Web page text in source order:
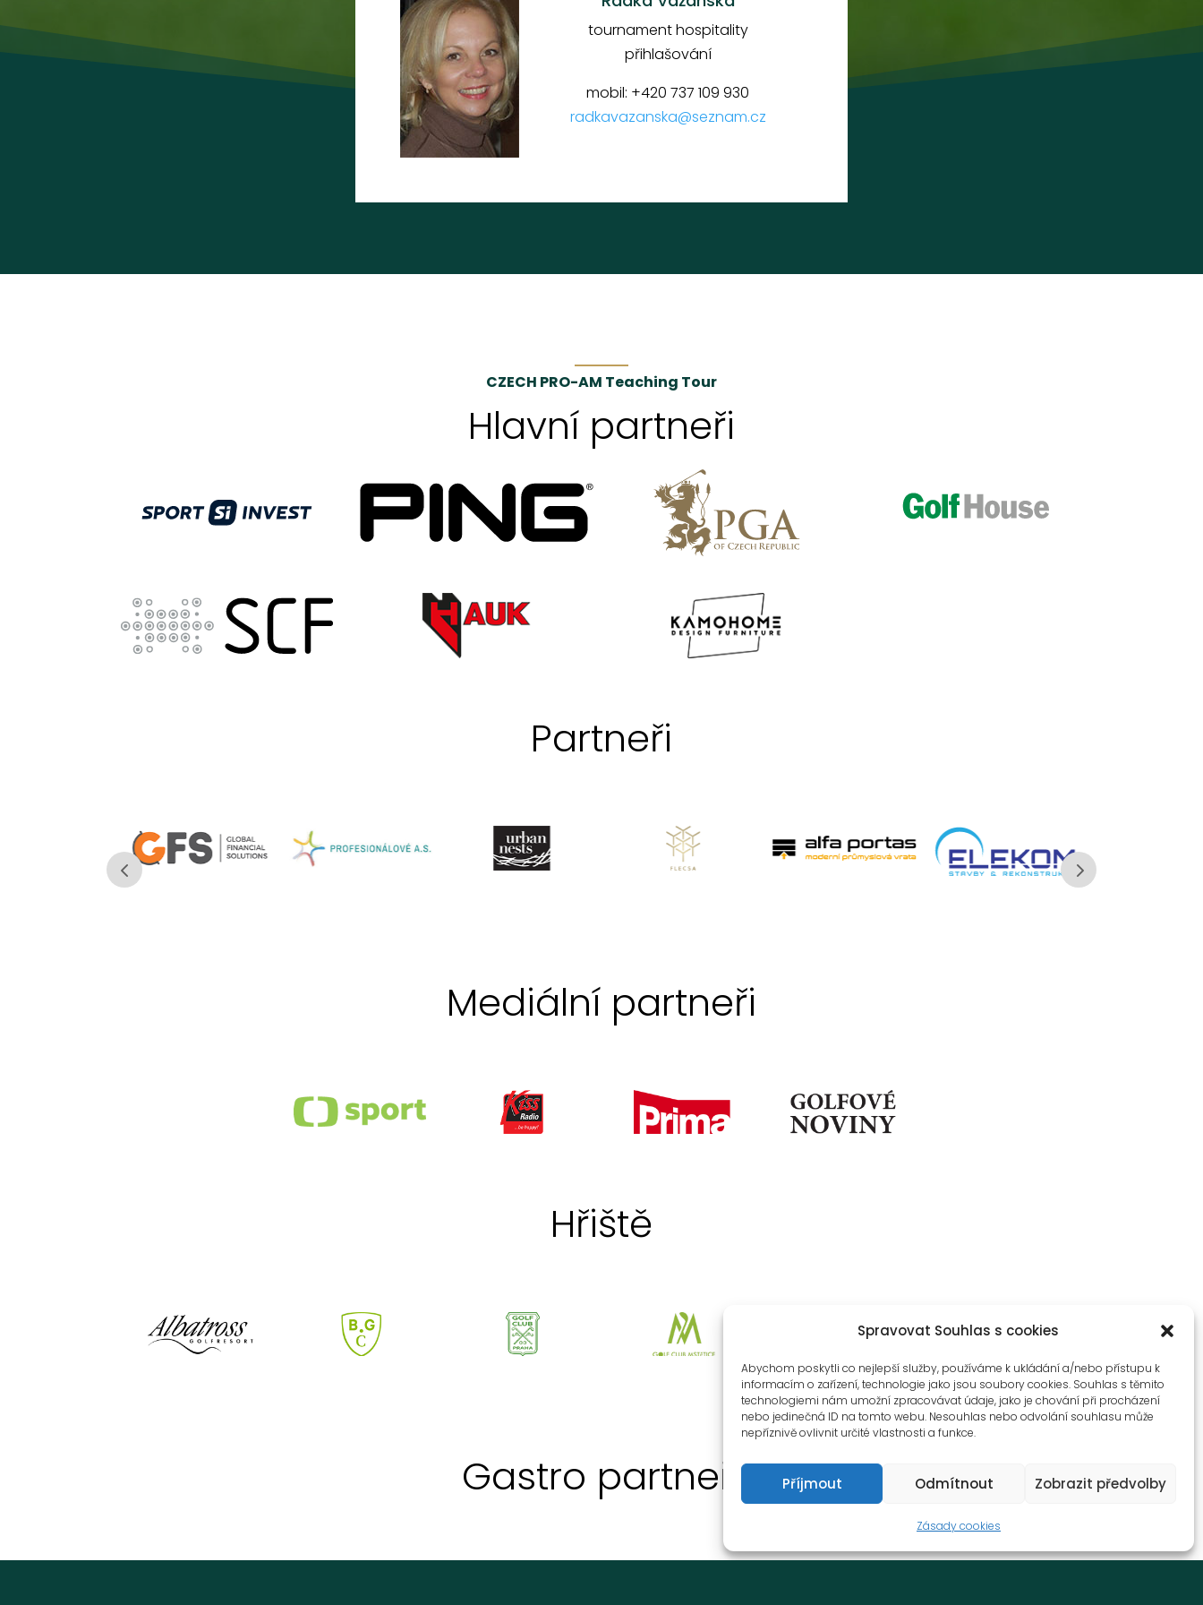
Spravovat Souhlas s cookies
Abychom poskytli co nejlepší služby, používáme k ukládání a/nebo přístupu k
informacím o zařízení, technologie jako jsou soubory cookies. Souhlas s těmito
technologiemi nám umožní zpracovávat údaje, jako je chování při procházení
nebo jedinečná ID na tomto webu. Nesouhlas nebo odvolání souhlasu může
nepříznivě ovlivnit určité vlastnosti a funkce.
Příjmout Odmítnout Zobrazit předvolby
Zásady cookies
tournament hospitality
přihlašování
mobil: +420 737 109 930
radkavazanska@seznam.cz
CZECH PRO-AM Teaching Tour
Hlavní partneři
Partneři
Mediální partneři
Hřiště
Gastro partneři